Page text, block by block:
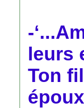
-
leurs
Ton